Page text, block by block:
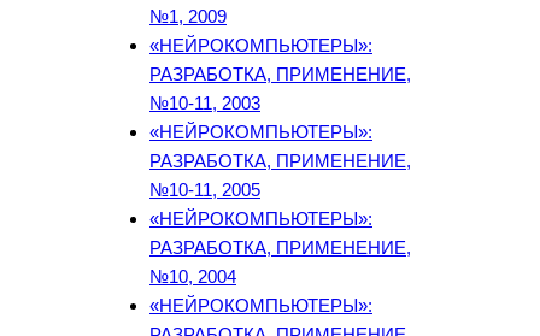
№1, 2009
«НЕЙРОКОМПЬЮТЕРЫ»:
РАЗРАБОТКА, ПРИМЕНЕНИЕ,
№10-11, 2003
«НЕЙРОКОМПЬЮТЕРЫ»:
РАЗРАБОТКА, ПРИМЕНЕНИЕ,
№10-11, 2005
«НЕЙРОКОМПЬЮТЕРЫ»:
РАЗРАБОТКА, ПРИМЕНЕНИЕ,
№10, 2004
«НЕЙРОКОМПЬЮТЕРЫ»: